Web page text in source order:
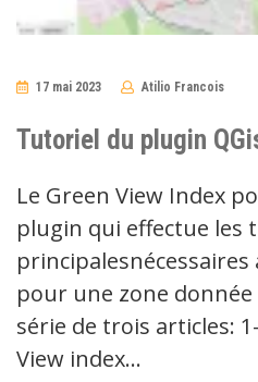
17 mai 2023 Atilio Francois
Tutoriel du plugin
Le Green View Index
plugin qui effectue les
principalesnécessaires
pour une zone
série de trois articles:
View index…